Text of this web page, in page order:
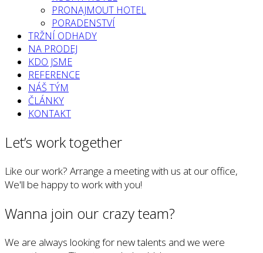
PRONAJMOUT HOTEL
PORADENSTVÍ
TRŽNÍ ODHADY
NA PRODEJ
KDO JSME
REFERENCE
NÁŠ TÝM
ČLÁNKY
KONTAKT
Let’s work together
Like our work? Arrange a meeting with us at our office,
We'll be happy to work with you!
Wanna join our crazy team?
We are always looking for new talents and we were